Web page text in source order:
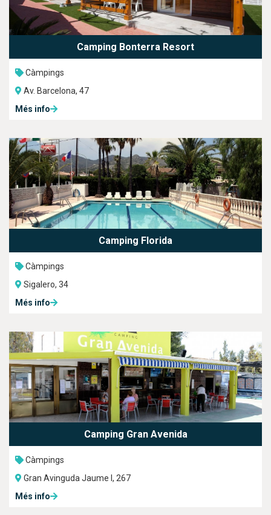
Camping Bonterra Resort
Càmpings
Av. Barcelona, 47
Més info
Camping Florida
Càmpings
Sigalero, 34
Més info
Camping Gran Avenida
Càmpings
Gran Avinguda Jaume I, 267
Més info